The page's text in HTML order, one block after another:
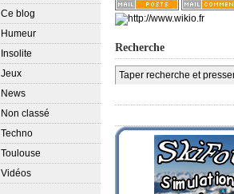
Ce blog
Humeur
Insolite
Jeux
News
Non classé
Techno
Toulouse
Vidéos
Recherche